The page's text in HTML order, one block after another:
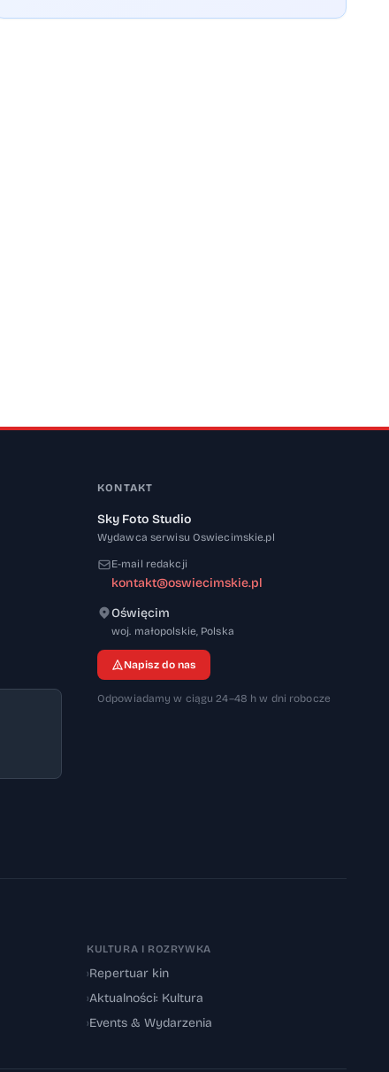
KONTAKT
Sky Foto Studio
Wydawca serwisu Oswiecimskie.pl
E-mail redakcji
kontakt@oswiecimskie.pl
Oświęcim
woj. małopolskie, 32-600
Polska
Napisz do nas
Odpowiadamy w ciągu 24–48 h w dni robocze
KULTURA I ROZRYWKA
›Repertuar kin
›Aktualności: Kultura
›Events & Wydarzenia